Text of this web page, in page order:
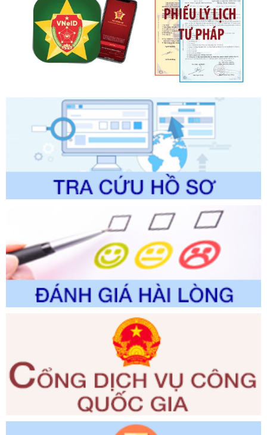
Số kí hiệu:2303/QĐ-UBND
Tên: Quyết định công bố Danh mục thủ tục hành chính mới
ban hành, được sửa đổi, bổ sung, bị bãi bỏ và phê duyệt
Quy trình nội bộ, quy trình điện tử giải quyết thủ tục hành
chính trong một số lĩnh vực thuộc phạm vi chức năng quản
Số kí hiệu:2304/QĐ-UBND
Tên: Quyết định công bố Danh mục thủ tục hành chính
được sửa đổi, bổ sung và phê duyệt Quy trình nội bộ, quy
trình điện tử giải quyết thủ tục hành chính trong lĩnh vực Du
lịch thuộc phạm vi chức năng quản lý của Sở Văn hóa, Thể
Ngày ban hành: 01/06/2026
Số kí hiệu:2310/QĐ-UBND
Tên: Về việc công bố Danh mục thủ tục hành chính sửa
đổi, bổ sung và phê duyệt Quy trình nội bộ, quy trình điện tử
trong giải quyết thủtục hành chính lĩnh vực biến đổi khí hậu
thuộc phạm vi giải quyết của Sở Nông nghiệp và Môi
trường
Ngày ban hành: 01/06/2026
Số kí hiệu: 2300/QĐ-UBND
Tên: V/v công bố danh mục thủ tục hành chính được sửa
đổi, bổ sung và phê duyệt quy trình nội bộ, quy trình điện tử
giải quyết thủ tục hành chính trong lĩnh vực Luật sư thuộc
phạm vi chức năng quản lý của Sở Tư pháp
Ngày ban hành: 01/06/2026
Số kí hiệu:351/2025/NĐ-CP
Tên: Nghị định số 351/2025/NĐ-CP của Chính phủ: Quy
định chuẩn nghèo đa chiều quốc gia giai đoạn 2026 - 2030
Ngày ban hành: 29/12/2026
3014/QĐ-UBND